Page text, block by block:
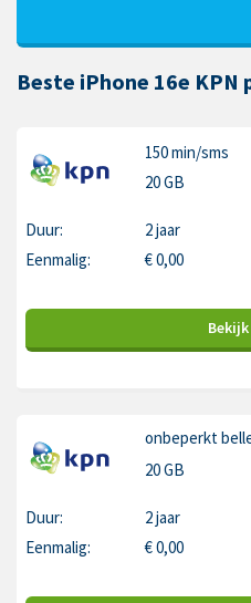
Beste iPhone 16e KPN
150 min/sms
20 GB
Duur:
2 jaar
Eenmalig:
€0,00
Bekijk
onbeperkt
20 GB
Duur:
2 jaar
Eenmalig:
€0,00